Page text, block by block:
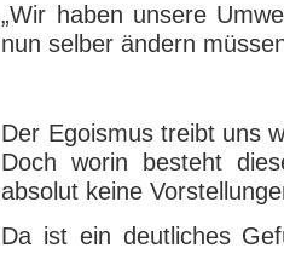
„Wir haben unsere
nun selber ändern
Der Egoismus treibt uns
Doch worin besteht
absolut keine
Da ist ein deutliches